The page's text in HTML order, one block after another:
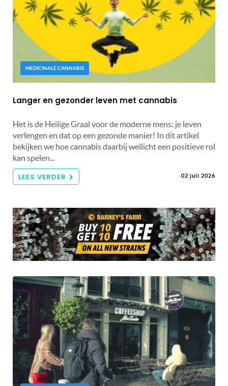
MEDICINALE CANNABIS
Langer en gezonder leven met cannabis
Het is de Heilige Graal voor de moderne mens: je leven
verlengen en dat op een gezonde manier! In dit artikel
bekijken we hoe cannabis daarbij wellicht een positieve rol
kan spelen...
LEES VERDER 02 juli 2026